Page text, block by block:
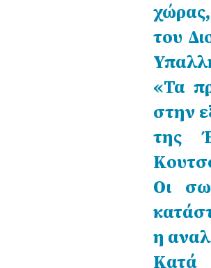
του
«Τα
στην
της
Οι
η
Κατά